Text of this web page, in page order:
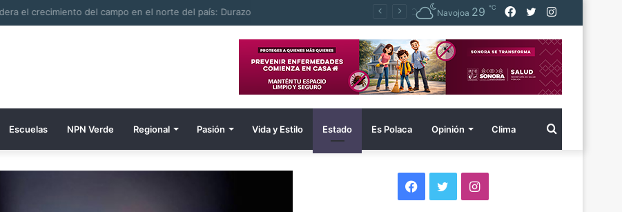
electrocutado Instagram
Twitter
Facebook
Navojoa 29 ℃
Escuelas NPN Verde Regional Pasión Vida y Estilo Estado Es Polaca Opinión Clima Buscar
Facebook
TwitterInstagram